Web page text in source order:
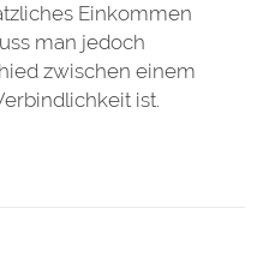
Einkommen
man jedoch
zwischen einem
ist.